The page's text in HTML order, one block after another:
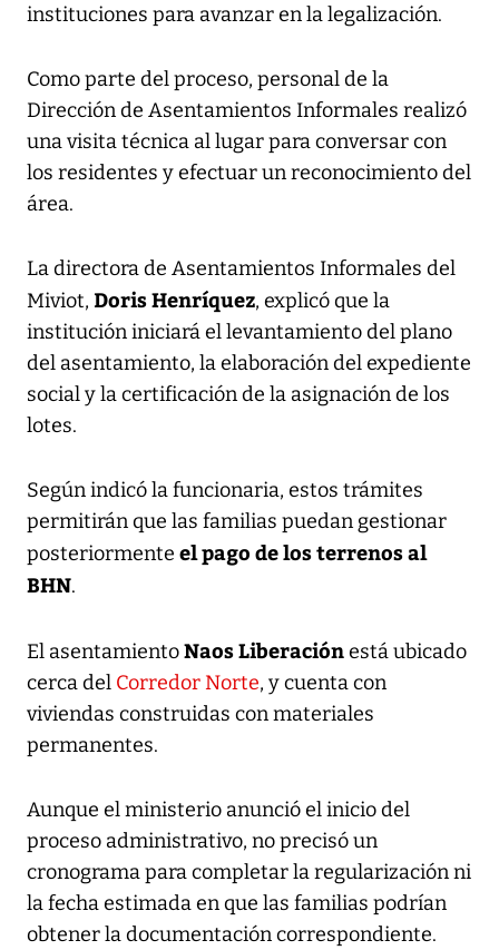
instituciones para avanzar en la legalización.
Como parte del proceso, personal de la
Dirección de Asentamientos Informales realizó
una visita técnica al lugar para conversar con
los residentes y efectuar un reconocimiento del
área.
La directora de Asentamientos Informales del
Miviot, Doris Henríquez, explicó que la
institución iniciará el levantamiento del plano
del asentamiento, la elaboración del expediente
social y la certificación de la asignación de los
lotes.
Según indicó la funcionaria, estos trámites
permitirán que las familias puedan gestionar
posteriormente el pago de los terrenos al
BHN.
El asentamientoNaos Liberaciónestá ubicado
cerca del Corredor Norte, y cuenta con
viviendas construidas con materiales
permanentes.
Aunque el ministerio anunció el inicio del
proceso administrativo, no precisó un
cronograma para completar la regularización ni
la fecha estimada en que las familias podrían
obtener la documentación correspondiente.